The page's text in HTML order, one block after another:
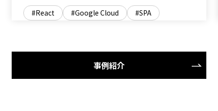
React Google Cloud SPA
事例紹介